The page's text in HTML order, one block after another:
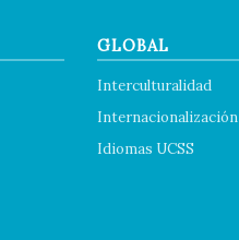
GLOBAL
Interculturalidad
Internacionalización
Idiomas UCSS